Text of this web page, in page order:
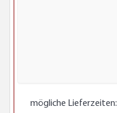
mögliche Lieferzeiten: